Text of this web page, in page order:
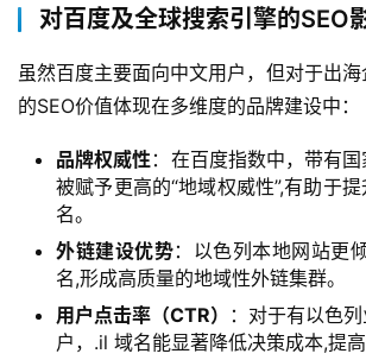
产
品
与
互
对百度及全球搜索引擎的SEO
虽然百度主要面向中文用户，但对于出
的SEO价值体现在多维度的品牌建设中：
品牌权威性 ：在百度指数中，带有
被赋予更高的“地域权威性”,有助于
名。
外链建设优势：以色列本地网站更
名,形成高质量的地域性外链集群。
用户点击率（CTR）
：对于有以色
户，.il 域名能显著降低决策成本,提高